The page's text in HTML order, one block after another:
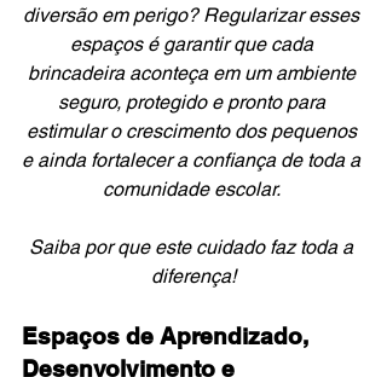
diversão em perigo? Regularizar esses
espaços é garantir que cada
brincadeira aconteça em um ambiente
seguro, protegido e pronto para
estimular o crescimento dos pequenos
e ainda fortalecer a confiança de toda a
comunidade escolar.
Saiba por que este cuidado faz toda a
diferença!
Espaços de Aprendizado,
Desenvolvimento e